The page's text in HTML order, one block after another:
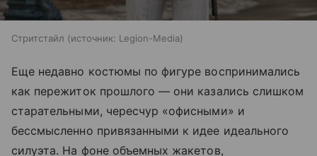
Стритстайл источник: Legion-Media
Еще недавно костюмы по фигуре воспринимались
как пережиток прошлого — они казались слишком
старательными, чересчур «офисными» и
бессмысленно привязанными к идее идеального
силуэта. На фоне объемных жакетов,